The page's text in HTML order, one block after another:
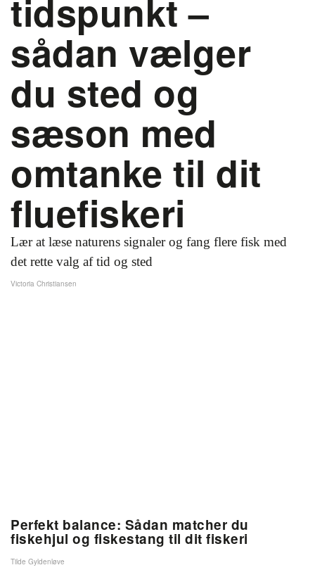
tidspunkt –
sådan vælger
du sted og
sæson med
omtanke til dit
fluefiskeri
Lær at læse naturens signaler og fang flere fisk med
det rette valg af tid og sted
Victoria Christiansen
Perfekt balance: Sådan matcher du
fiskehjul og fiskestang til dit fiskeri
Tilde Gyldenløve